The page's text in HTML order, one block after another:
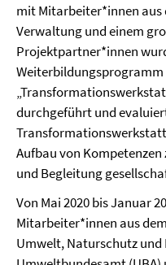
mit Mitarbeiter*innen
Verwaltung und einem
Projektpartner*innen
Weiterbildungsprogramm
durchgeführt und
Aufbau von
und Begleitung
Von Mai 2020 bis Januar
Mitarbeiter*innen aus
Umwelt, Naturschutz und